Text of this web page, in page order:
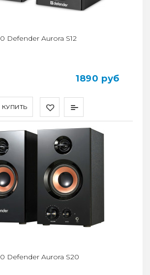
КУПИТЬ
Defender Aurora S12
1890 руб
Defender Aurora S20